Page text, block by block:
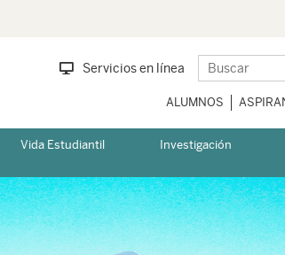
Servicios en línea
ALUMNOS
Vida Estudiantil Investigación